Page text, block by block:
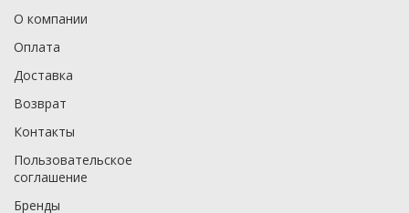
О компании
Оплата
Доставка
Возврат
Контакты
Пользовательское
соглашение
Бренды